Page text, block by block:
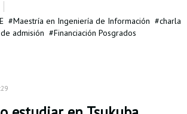
Maestría en Ingeniería de Información
charla
admisión
Financiación Posgrados